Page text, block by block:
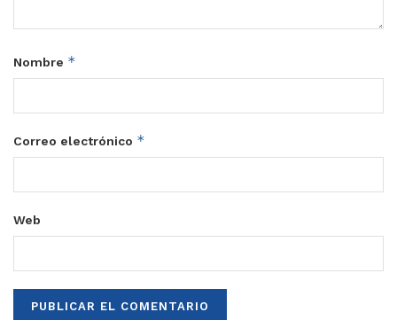
Nombre *
Correo electrónico *
Web